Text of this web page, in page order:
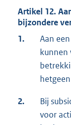
Artikel 12.
bijzondere
1.
Aan
kunnen
2.
Bij
voor